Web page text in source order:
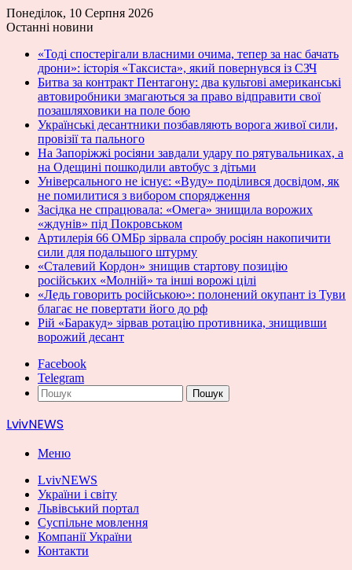
Понеділок, 10 Серпня 2026
Останні новини
«Тоді спостерігали власними очима, тепер за нас бачать
дрони»: історія «Таксиста», який повернувся із СЗЧ
Битва за контракт Пентагону: два культові американські
автовиробники змагаються за право відправити свої
позашляховики на поле бою
Українські десантники позбавляють ворога живої сили,
провізії та пального
На Запоріжжі росіяни завдали удару по рятувальниках, а
на Одещині пошкодили автобус з дітьми
Універсального не існує: «Вуду» поділився досвідом, як
не помилитися з вибором спорядження
Засідка не спрацювала: «Омега» знищила ворожих
«ждунів» під Покровськом
Артилерія 66 ОМБр зірвала спробу росіян накопичити
сили для подальшого штурму
«Сталевий Кордон» знищив стартову позицію
російських «Молній» та інші ворожі цілі
«Ледь говорить російською»: полонений окупант із Туви
благає не повертати його до рф
Рій «Баракуд» зірвав ротацію противника, знищивши
ворожий десант
Facebook
Telegram
Пошук
LvivNEWS
Меню
LvivNEWS
України і світу
Львівський портал
Суспільне мовлення
Компанії України
Контакти